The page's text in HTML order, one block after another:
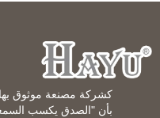
بأن "الصدق يكسب